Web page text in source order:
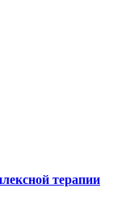
терапии